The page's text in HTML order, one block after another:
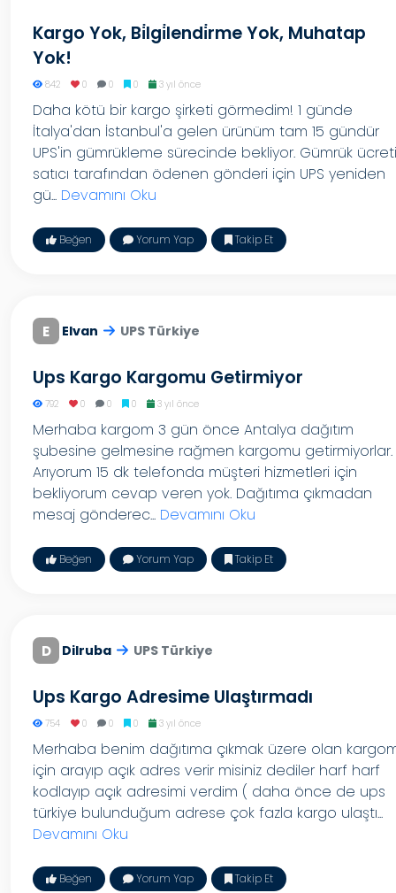
Kargo Yok, Bi̇lgi̇lendi̇rme Yok, Muhatap
Yok!
842 0 0 0 3 yıl önce
Daha kötü bir kargo şirketi görmedim! 1 günde
İtalya'dan İstanbul'a gelen ürünüm tam 15 gündür
UPS'in gümrükleme sürecinde bekliyor. Gümrük ücreti
satıcı tarafından ödenen gönderi için UPS yeniden
gü... Devamını Oku
Beğen Yorum Yap Takip Et
E Elvan UPS Türkiye
Ups Kargo Kargomu Getirmiyor
792 0 0 0 3 yıl önce
Merhaba kargom 3 gün önce Antalya dağıtım
şubesine gelmesine rağmen kargomu getirmiyorlar.
Arıyorum 15 dk telefonda müşteri hizmetleri için
bekliyorum cevap veren yok. Dağıtıma çıkmadan
mesaj gönderec... Devamını Oku
Beğen Yorum Yap Takip Et
D Dilruba UPS Türkiye
Ups Kargo Adresime Ulaştırmadı
754 0 0 0 3 yıl önce
Merhaba benim dağıtıma çıkmak üzere olan
için arayıp açık adres verir misiniz dediler harf harf
kodlayıp açık adresimi verdim ( daha önce de ups
türkiye bulunduğum adrese çok fazla kargo ulaştı...
Devamını Oku
Beğen Yorum Yap Takip Et